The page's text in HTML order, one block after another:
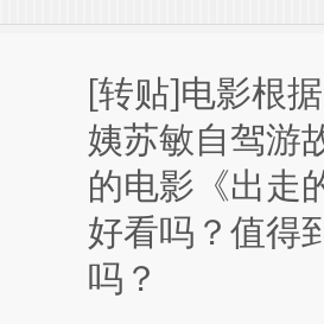
[转贴]电影根据
姨苏敏自驾游
的电影《出走
好看吗？值得
吗？